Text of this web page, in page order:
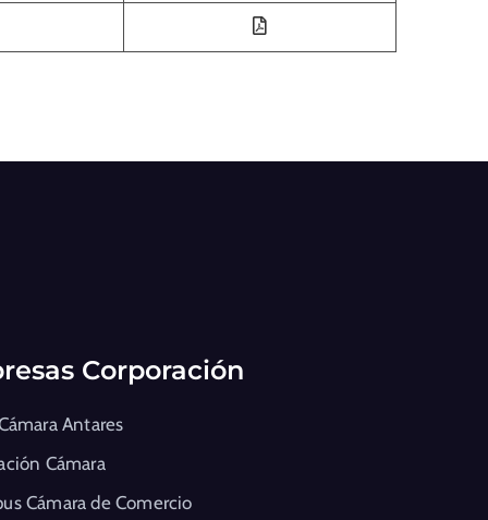
Corporación
Antares
Cámara
Cámara de Comercio